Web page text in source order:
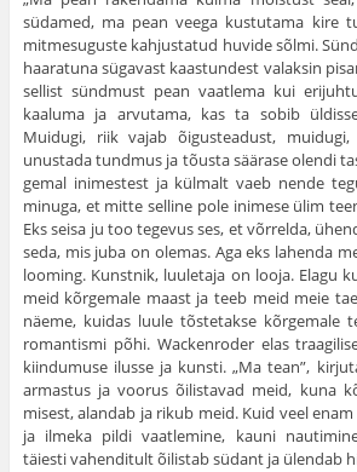
südamed, ma pean veega kustutama kire
mitmesuguste kahjustatud huvide sõlmi.
haaratuna sügavast kaastundest valaksin
sellist sündmust pean vaatlema kui
kaaluma ja arvu­tama, kas ta sobib
Muidugi, riik vajab õigusteadust,
unustada tundmus ja tõusta säärase olendi
gemal inimestest ja külmalt vaeb nende
minuga, et mitte selline pole inimese ülim
Eks seisa ju too tegevus ses, et võrrelda,
seda, mis juba on olemas. Aga eks lahenda
looming. Kunstnik, luuletaja on looja. Elagu
meid kõrgemale maast ja teeb meid meie
näeme, kuidas luule tõstetakse kõrgemale
romantismi põhi. Wackenroder elas
kiindumuse ilusse ja kunsti. „Ma tean”,
armas­tus ja voorus õilistavad meid, kuna
misest, alandab ja rikub meid. Kuid veel
ja ilmeka pildi vaatlemine, kauni
täiesti vahenditult õilistab südant ja ülendab